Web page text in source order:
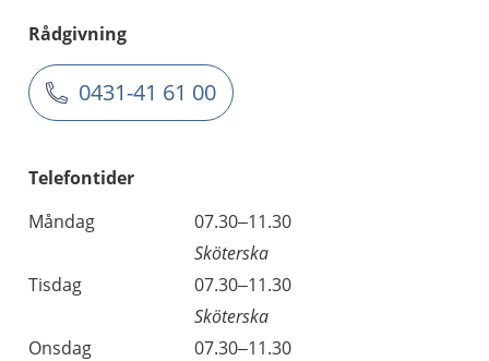
Rådgivning
0431-41 61 00
Telefontider
Måndag
07.30–11.30
Sköterska
Tisdag
07.30–11.30
Sköterska
Onsdag
07.30–11.30